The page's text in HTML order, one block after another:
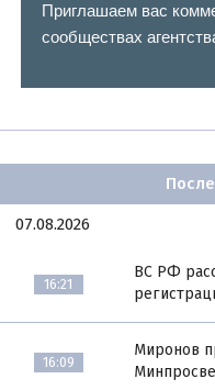
Приглашаем вас
сообществах
07.08.2026
16:21
ВС РФ
16:09
Миронов